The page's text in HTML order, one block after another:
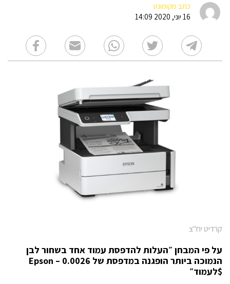
כתב מקומונט
16 יוני, 2020 14:09
קרדיט יח"צ
על פי המבחן ״העלות להדפסת עמוד אחד בשחור לבן
הנמוכה ביותר הופגנה במדפסת של
Epson – 0.0026
$לעמוד״